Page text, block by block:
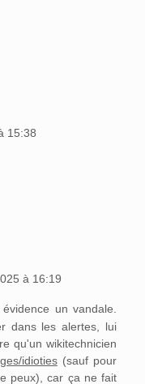
15:38
à 16:19
un vandale.
dans les alertes, lui
qu'un wikitechnicien
idioties(sauf pour
peux), car ça ne fait